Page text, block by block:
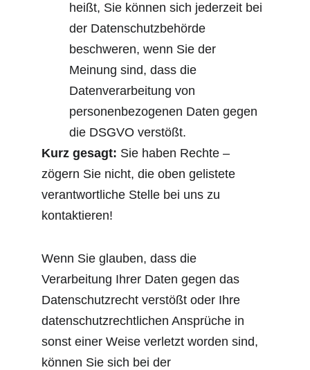
heißt, Sie können sich jederzeit bei
der Datenschutzbehörde
beschweren, wenn Sie der
Meinung sind, dass die
Datenverarbeitung von
personenbezogenen Daten gegen
die DSGVO verstößt.
Kurz gesagt: Sie haben Rechte –
zögern Sie nicht, die oben gelistete
verantwortliche Stelle bei uns zu
kontaktieren!
Wenn Sie glauben, dass die
Verarbeitung Ihrer Daten gegen das
Datenschutzrecht verstößt oder Ihre
datenschutzrechtlichen Ansprüche in
sonst einer Weise verletzt worden sind,
können Sie sich bei der